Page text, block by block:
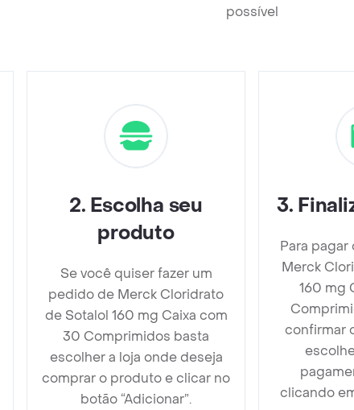
possível
2. Escolha seu
produto
Se você quiser fazer um
pedido de Merck Cloridrato
de Sotalol 160 mg Caixa com
30 Comprimidos basta
escolher a loja onde deseja
comprar o produto e clicar no
botão “Adicionar”.
3.
Para
Merck
160 mg
confirmar
clicando